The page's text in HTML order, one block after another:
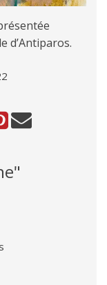
d’Antiparos.